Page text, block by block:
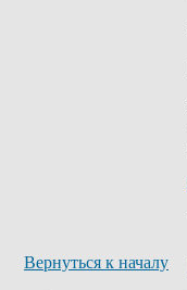
Вернуться к началу